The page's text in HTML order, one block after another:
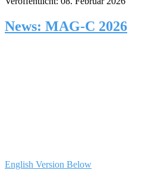
News: MAG-C 2026
English Version Below